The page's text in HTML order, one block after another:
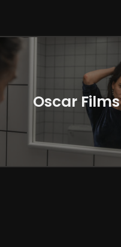
Oscar Films